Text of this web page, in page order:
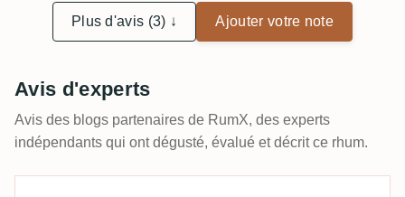
Plus d'avis (3) ↓ Ajouter votre note
Avis d'experts
Avis des blogs partenaires de RumX, des experts
indépendants qui ont dégusté, évalué et décrit ce rhum.